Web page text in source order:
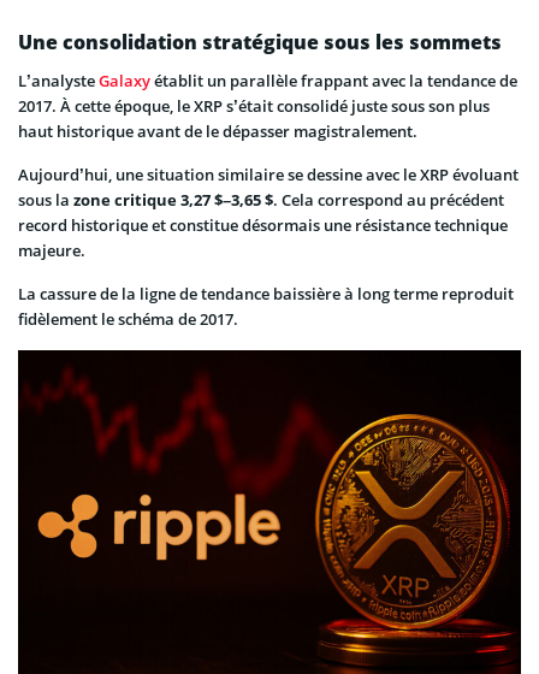
Une consolidation stratégique sous les sommets
L’analysteGalaxyétablit un parallèle frappant avec la tendance de
2017. À cette époque, le XRP s’était consolidé juste sous son plus
haut historique avant de le dépasser magistralement.
Aujourd’hui, une situation similaire se dessine avec le XRP évoluant
sous la zone critique 3,27 $–3,65 $. Cela correspond au précédent
record historique et constitue désormais une résistance technique
majeure.
La cassure de la ligne de tendance baissière à long terme reproduit
fidèlement le schéma de 2017.